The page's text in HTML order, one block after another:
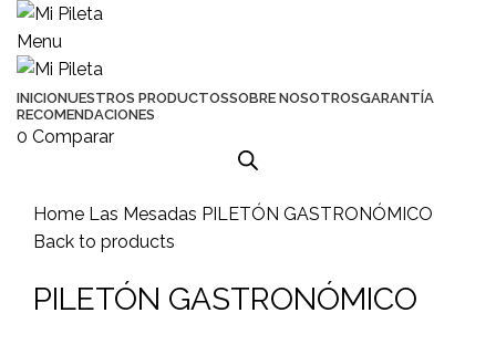
Menu
INICIONUESTROS PRODUCTOSSOBRE NOSOTROSGARANTÍA
RECOMENDACIONES
0 Comparar
Home Las Mesadas PILETÓN GASTRONÓMICO
Back to products
PILETÓN GASTRONÓMICO